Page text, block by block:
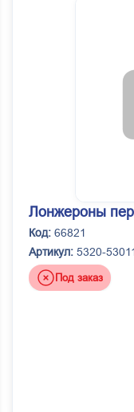
Лонжероны
Код: 66821
Артикул: 5320-
Под заказ